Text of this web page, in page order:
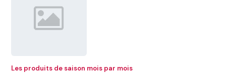
Les produits de saison mois par mois